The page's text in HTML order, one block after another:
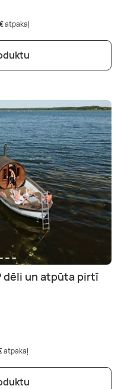
atpakaļ
dēli un atpūta pirtī
atpakaļ